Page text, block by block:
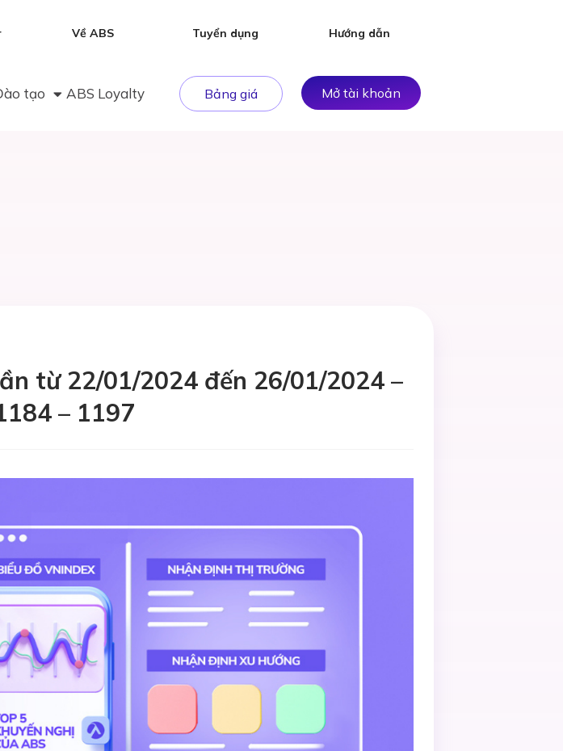
Về ABS Tuyển dụng Hướng dẫn
tạo ABS Loyalty Bảng giá Mở tài khoản
từ 22/01/2024 đến 26/01/2024 –
– 1197